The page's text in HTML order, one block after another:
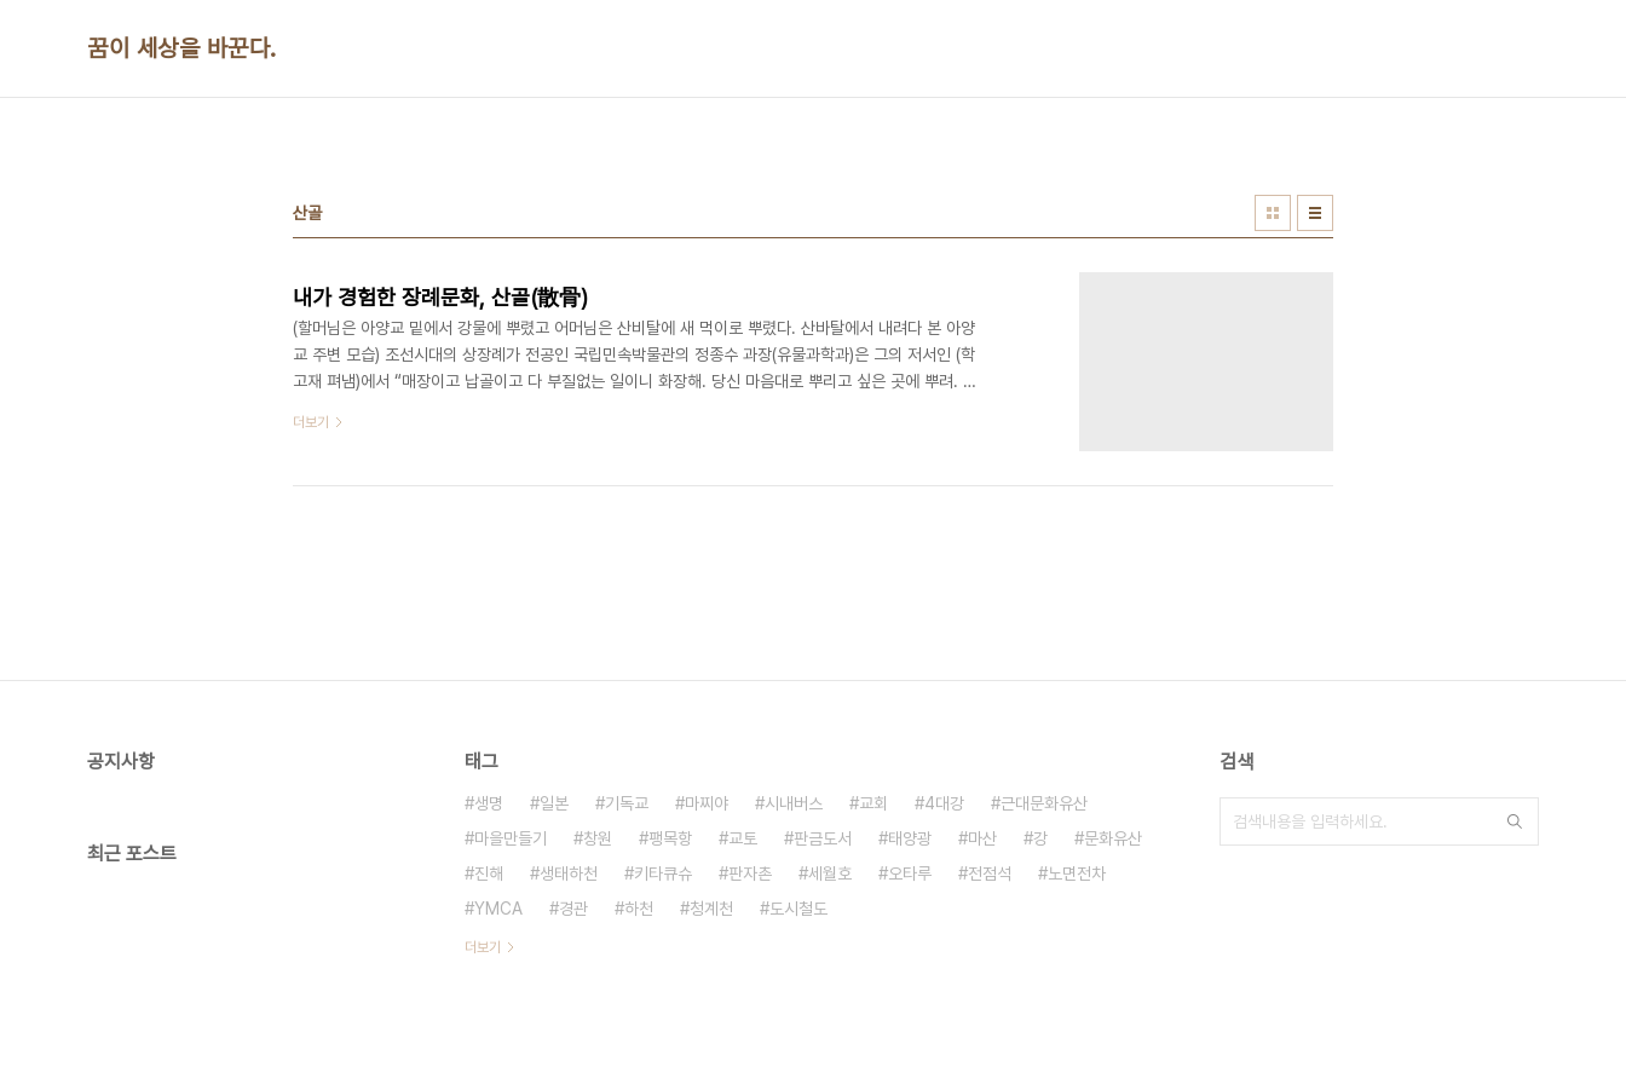
꿈이 세상을 바꾼다.
산골
내가 경험한 장례문화, 산골(散骨)
(할머님은 아양교 밑에서 강물에 뿌렸고 어머님은 산비탈에 새 먹이로 뿌렸다. 산바탈에서 내려다 본 아양
교 주변 모습) 조선시대의 상장례가 전공인 국립민속박물관의 정종수 과장(유물과학과)은 그의 저서인 (학
고재 펴냄)에서 “매장이고 납골이고 다 부질없는 일이니 화장해. 당신 마음대로 뿌리고 싶은 곳에 뿌려. 흔
는 화장한 뼛가루를 뿌리는 산골장묘방식이 가장 자연친화적이고 경제적인 장사법이라고 하였다. 서울시는
산골비율을 60%까지 끌어 올린다는 목표 아래 다양한 시설확충과 홍보를 하고 있다. 우리나라에서는..
더보기
공지사항
최근 포스트
태그
생명 일본 기독교 마찌야 시내버스 교회 4대강
근대문화유산
마을만들기
창원 팽목항 교토 판금도서 태양광 마산 강
문화유산
진해
생태하천 키타큐슈 판자촌 세월호 오타루 전점석
노면전차
YMCA
경관 하천 청계천 도시철도
더보기
검색